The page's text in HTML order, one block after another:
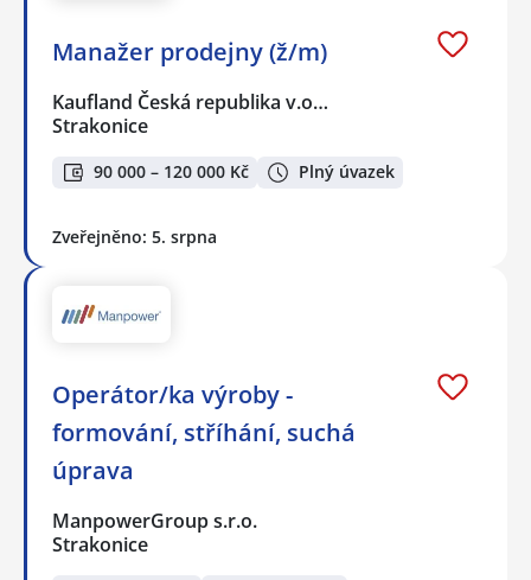
Manažer prodejny (ž/m)
Kaufland Česká republika v.o…
Strakonice
90 000 – 120 000 Kč Plný úvazek
Zveřejněno: 5. srpna
Operátor/ka výroby -
formování, stříhání, suchá
úprava
ManpowerGroup s.r.o.
Strakonice